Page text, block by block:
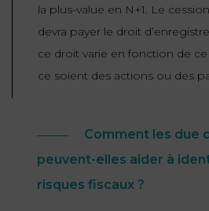
la plus-value en N+1. Le
devra payer le droit
ce droit varie en fonction de
ce soient des actions ou des
Comment les due
peuvent-elles aider à
risques fiscaux ?